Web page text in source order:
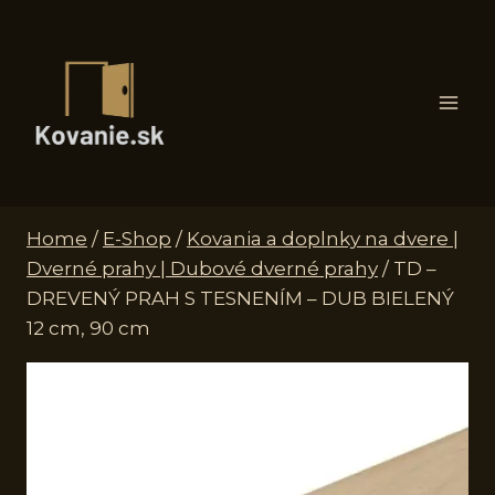
Home / E-Shop / Kovania a doplnky na dvere |
Dverné prahy | Dubové dverné prahy / TD –
DREVENÝ PRAH S TESNENÍM – DUB BIELENÝ
12 cm, 90 cm